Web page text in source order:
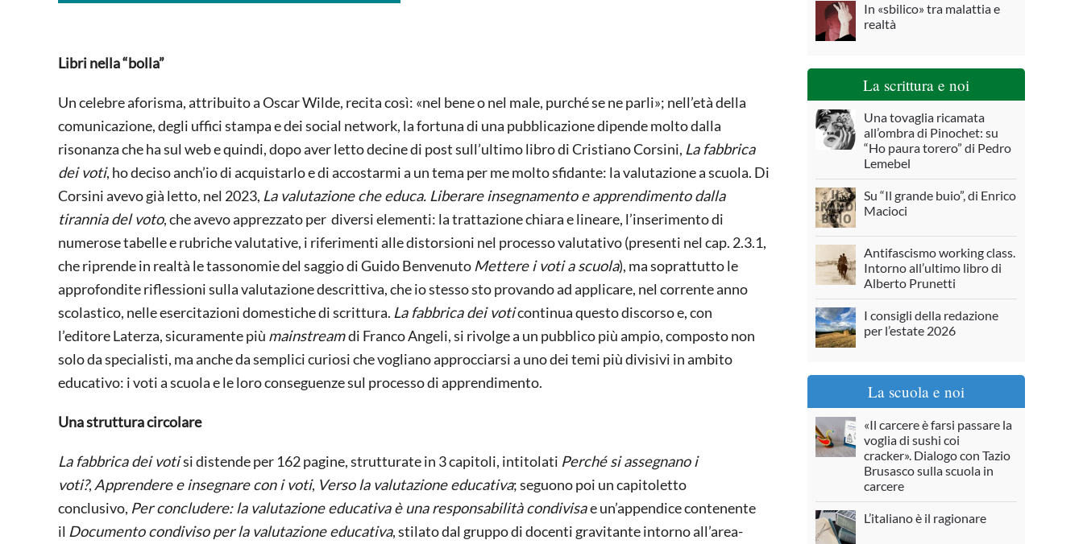
Libri nella “bolla”
Un celebre aforisma, attribuito a Oscar Wilde, recita così: «nel bene o nel male, purché se ne parli»; nell’età della
comunicazione, degli uffici stampa e dei social network, la fortuna di una pubblicazione dipende molto dalla
risonanza che ha sul web e quindi, dopo aver letto decine di post sull’ultimo libro di Cristiano Corsini, La fabbrica
dei voti, ho deciso anch’io di acquistarlo e di accostarmi a un tema per me molto sfidante: la valutazione a scuola. Di
Corsini avevo già letto, nel 2023, La valutazione che educa. Liberare insegnamento e apprendimento dalla
tirannia del voto, che avevo apprezzato per diversi elementi: la trattazione chiara e lineare, l’inserimento di
numerose tabelle e rubriche valutative, i riferimenti alle distorsioni nel processo valutativo (presenti nel cap. 2.3.1,
che riprende in realtà le tassonomie del saggio di Guido Benvenuto Mettere i voti a scuola), ma soprattutto le
approfondite riflessioni sulla valutazione descrittiva, che io stesso sto provando ad applicare, nel corrente anno
scolastico, nelle esercitazioni domestiche di scrittura. La fabbrica dei voticontinua questo discorso e, con
l’editore Laterza, sicuramente più mainstreamdi Franco Angeli, si rivolge a un pubblico più ampio, composto non
solo da specialisti, ma anche da semplici curiosi che vogliano approcciarsi a uno dei temi più divisivi in ambito
educativo: i voti a scuola e le loro conseguenze sul processo di apprendimento.
Una struttura circolare
La fabbrica dei votisi distende per 162 pagine, strutturate in 3 capitoli, intitolati Perché si assegnano i
voti?, Apprendere e insegnare con i voti, Verso la valutazione educativa; seguono poi un capitoletto
conclusivo, Per concludere: la valutazione educativa è una responsabilità condivisae un’appendice contenente
il Documento condiviso per la valutazione educativa, stilato dal gruppo di docenti gravitante intorno all’area-
In «sbilico» tra malattia e
realtà
La scrittura e noi
Una tovaglia ricamata
all’ombra di Pinochet: su
“Ho paura torero” di Pedro
Lemebel
Su “Il grande buio”, di Enrico
Macioci
Antifascismo working class.
Intorno all’ultimo libro di
Alberto Prunetti
I consigli della redazione
per l’estate 2026
La scuola e noi
«Il carcere è farsi passare la
voglia di sushi coi
cracker». Dialogo con Tazio
Brusasco sulla scuola in
carcere
L’italiano è il ragionare